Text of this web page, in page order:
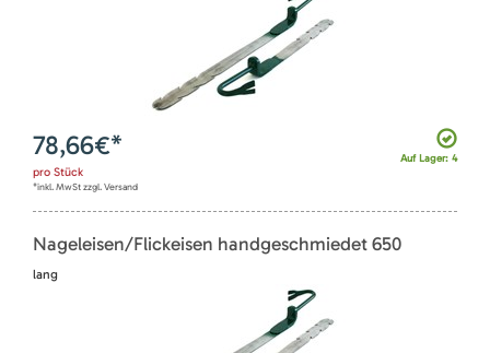
Auf Lager: 4
78,66€*
pro Stück
*inkl. MwSt zzgl. Versand
Nageleisen/Flickeisen handgeschmiedet 650
lang